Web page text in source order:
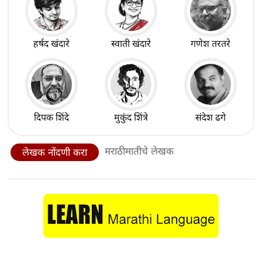
हर्षद खंदारे स्वाती खंदारे गणेश तरतरे
दिपक शिंदे मुकुंद शिंत्रे संदेश ढगे
लेखक नोंदणी करा मराठीमातीचे लेखक